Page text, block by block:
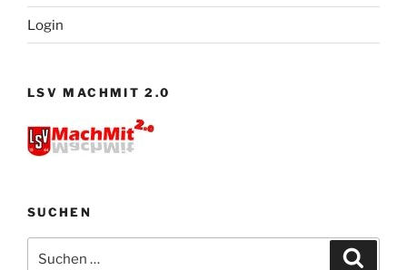
Login
LSV MACHMIT 2.0
SUCHEN